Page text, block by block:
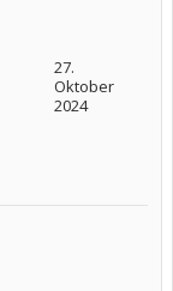
27.
Oktober
2024